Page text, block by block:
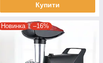
Купити
Новинка –16%